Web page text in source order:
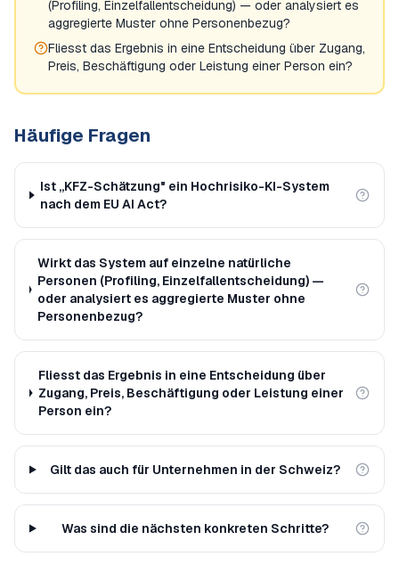
(Profiling, Einzelfallentscheidung) — oder analysiert es
aggregierte Muster ohne Personenbezug?
Fliesst das Ergebnis in eine Entscheidung über Zugang,
Preis, Beschäftigung oder Leistung einer Person ein?
Häufige Fragen
Ist „KFZ-Schätzung" ein Hochrisiko-KI-System
nach dem EU AI Act?
Wirkt das System auf einzelne natürliche
Personen (Profiling, Einzelfallentscheidung) —
oder analysiert es aggregierte Muster ohne
Personenbezug?
Fliesst das Ergebnis in eine Entscheidung über
Zugang, Preis, Beschäftigung oder Leistung einer
Person ein?
Gilt das auch für Unternehmen in der Schweiz?
Was sind die nächsten konkreten Schritte?